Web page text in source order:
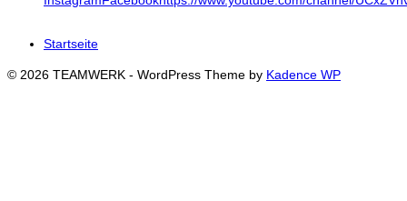
Startseite
© 2026 TEAMWERK - WordPress Theme by Kadence WP